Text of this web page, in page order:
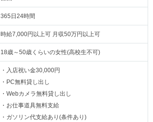
365日24時間
時給7,000円以上可 月収50万円以上可
18歳～50歳くらいの女性(高校生不可)
・入店祝い金30,000円
・PC無料貸し出し
・Webカメラ無料貸し出し
・お仕事道具無料支給
・ガソリン代支給あり(条件あり)